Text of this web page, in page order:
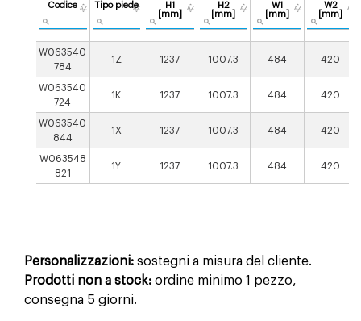
Codice Tipo piede
H1
[mm]
H2
[mm]
W1
[mm]
W2
[mm]
W063540
784
1Z 1237 1007.3 484 420
W063540
724
1K 1237 1007.3 484 420
W063540
844
1X 1237 1007.3 484 420
W063548
821
1Y 1237 1007.3 484 420
Personalizzazioni: sostegni a misura del cliente.
Prodotti non a stock: ordine minimo 1 pezzo,
consegna 5 giorni.